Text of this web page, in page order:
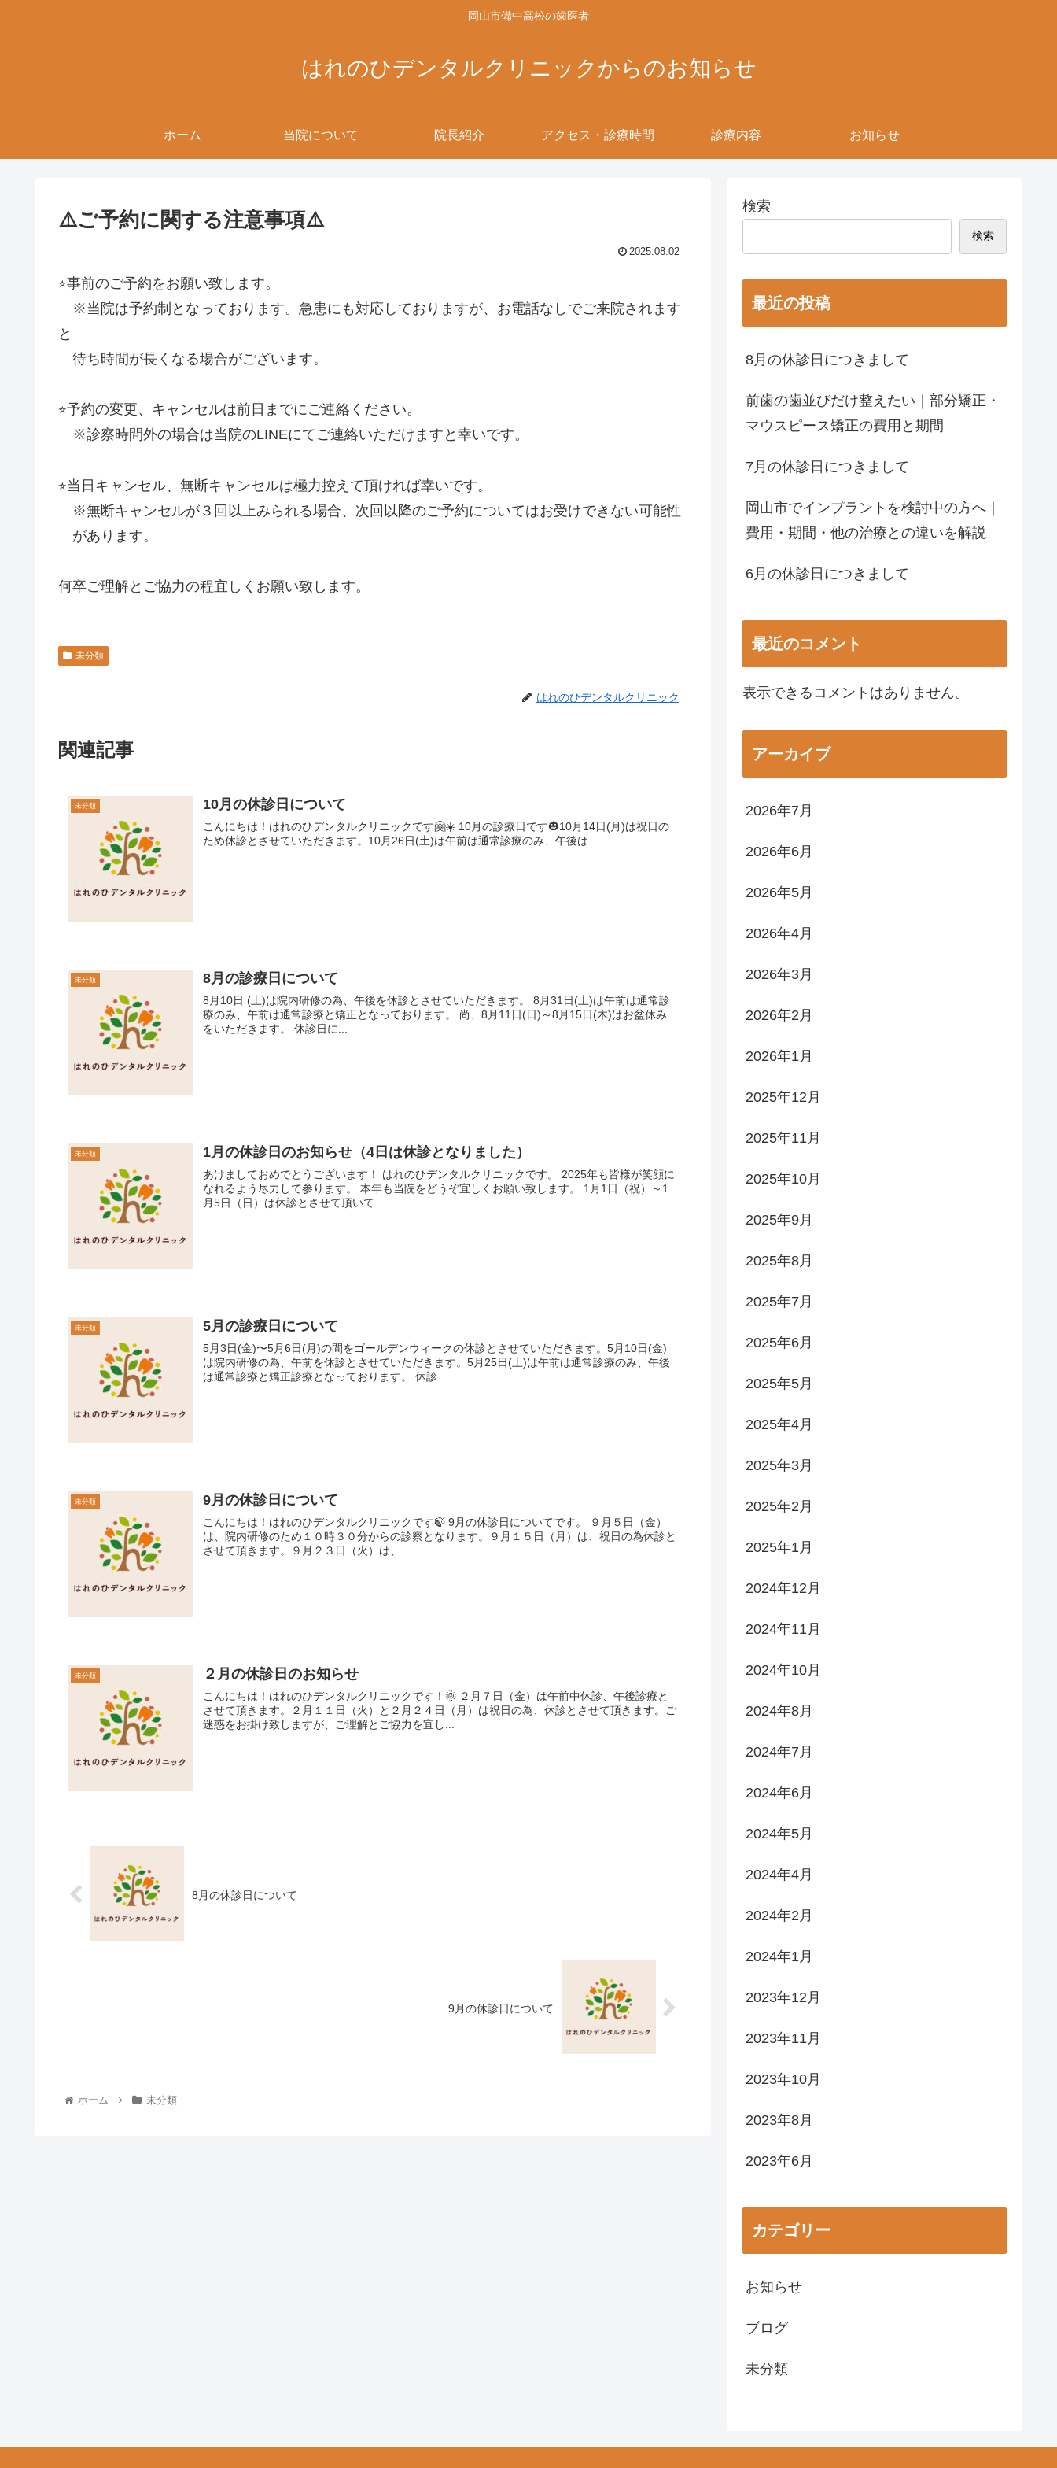
岡山市備中高松の歯医者
はれのひデンタルクリニックからのお知らせ
ホーム 当院について 院長紹介 アクセス・診療時間 診療内容 お知らせ
⚠️ご予約に関する注意事項⚠️
2025.08.02
⭐︎事前のご予約をお願い致します。
※当院は予約制となっております。急患にも対応しておりますが、お電話なしでご来院されます
と
待ち時間が長くなる場合がございます。
⭐︎予約の変更、キャンセルは前日までにご連絡ください。
※診察時間外の場合は当院のLINEにてご連絡いただけますと幸いです。
⭐︎当日キャンセル、無断キャンセルは極力控えて頂ければ幸いです。
※無断キャンセルが３回以上みられる場合、次回以降のご予約についてはお受けできない可能性
があります。
何卒ご理解とご協力の程宜しくお願い致します。
未分類
はれのひデンタルクリニック
関連記事
未分類 10月の休診日について
こんにちは！はれのひデンタルクリニックです🤗☀️ 10月の診療日です🎃10月14日(月)は祝日の
ため休診とさせていただきます。10月26日(土)は午前は通常診療のみ、午後は...
未分類 8月の診療日について
8月10日 (土)は院内研修の為、午後を休診とさせていただきます。 8月31日(土)は午前は通常診
療のみ、午前は通常診療と矯正となっております。 尚、8月11日(日)～8月15日(木)はお盆休み
をいただきます。 休診日に...
未分類 1月の休診日のお知らせ（4日は休診となりました）
あけましておめでとうございます！ はれのひデンタルクリニックです。 2025年も皆様が笑顔に
なれるよう尽力して参ります。 本年も当院をどうぞ宜しくお願い致します。 1月1日（祝）～1
月5日（日）は休診とさせて頂いて...
未分類 5月の診療日について
5月3日(金)〜5月6日(月)の間をゴールデンウィークの休診とさせていただきます。5月10日(金)
は院内研修の為、午前を休診とさせていただきます。5月25日(土)は午前は通常診療のみ、午後
は通常診療と矯正診療となっております。 休診...
未分類 9月の休診日について
こんにちは！はれのひデンタルクリニックです🍃 9月の休診日についてです。 ９月５日（金）
は、院内研修のため１０時３０分からの診察となります。９月１５日（月）は、祝日の為休診と
させて頂きます。９月２３日（火）は、...
未分類 ２月の休診日のお知らせ
こんにちは！はれのひデンタルクリニックです！🌞 ２月７日（金）は午前中休診、午後診療と
させて頂きます。２月１１日（火）と２月２４日（月）は祝日の為、休診とさせて頂きます。ご
迷惑をお掛け致しますが、ご理解とご協力を宜し...
8月の休診日について
9月の休診日について
ホーム 未分類
検索
検索
最近の投稿
8月の休診日につきまして
前歯の歯並びだけ整えたい｜部分矯正・
マウスピース矯正の費用と期間
7月の休診日につきまして
岡山市でインプラントを検討中の方へ｜
費用・期間・他の治療との違いを解説
6月の休診日につきまして
最近のコメント
表示できるコメントはありません。
アーカイブ
2026年7月
2026年6月
2026年5月
2026年4月
2026年3月
2026年2月
2026年1月
2025年12月
2025年11月
2025年10月
2025年9月
2025年8月
2025年7月
2025年6月
2025年5月
2025年4月
2025年3月
2025年2月
2025年1月
2024年12月
2024年11月
2024年10月
2024年8月
2024年7月
2024年6月
2024年5月
2024年4月
2024年2月
2024年1月
2023年12月
2023年11月
2023年10月
2023年8月
2023年6月
カテゴリー
お知らせ
ブログ
未分類